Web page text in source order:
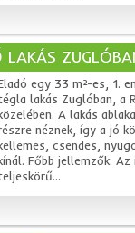
LAKÁS
egy 33 m²-es, 1.
lakás Zuglóban, a
A lakás
néznek, így a jó
csendes,
Főbb jellemzők: